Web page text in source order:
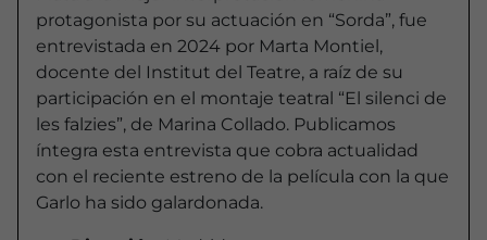
protagonista por su actuación en “Sorda”, fue
entrevistada en 2024 por Marta Montiel,
docente del Institut del Teatre, a raíz de su
participación en el montaje teatral “El silenci de
les falzies”, de Marina Collado. Publicamos
íntegra esta entrevista que cobra actualidad
con el reciente estreno de la película con la que
Garlo ha sido galardonada.